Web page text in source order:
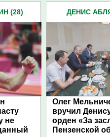
(28)
не
ДЕНИС
Олег
вручил
орден «За
Пензенской